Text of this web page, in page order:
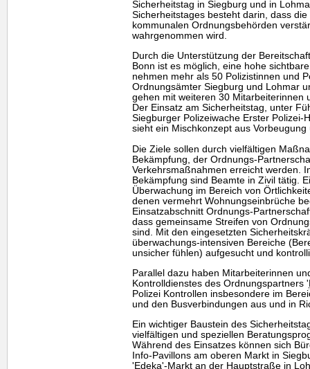
Sicherheitstag in Siegburg und in
Sicherheitstages besteht darin, dass
kommunalen Ordnungsbehörden
wahrgenommen wird.
Durch die Unterstützung der
Bonn ist es möglich, eine hohe
nehmen mehr als 50 Polizistinnen und
Ordnungsämter Siegburg und Lohmar
gehen mit weiteren 30 Mitarbeiterinnen
Der Einsatz am Sicherheitstag, unter
Siegburger Polizeiwache Erster Polizei-
sieht ein Mischkonzept aus Vorbeugung
Die Ziele sollen durch vielfältigen
Bekämpfung, der Ordnungs-
Verkehrsmaßnahmen erreicht werden.
Bekämpfung sind Beamte in Zivil tätig.
Überwachung im Bereich von
denen vermehrt Wohnungseinbrüche
Einsatzabschnitt Ordnungs-
dass gemeinsame Streifen von
sind. Mit den eingesetzten
überwachungs-intensiven Bereiche
unsicher fühlen) aufgesucht und
Parallel dazu haben Mitarbeiterinnen
Kontrolldienstes des Ordnungspartners '
Polizei Kontrollen insbesondere im
und den Busverbindungen aus und in
Ein wichtiger Baustein des
vielfältigen und speziellen
Während des Einsatzes können sich
Info-Pavillons am oberen Markt in
'Edeka'-Markt an der Hauptstraße in